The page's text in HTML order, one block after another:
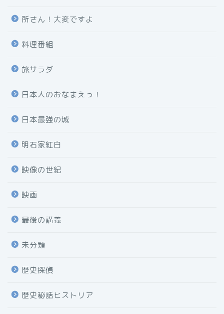
所さん！大変ですよ
料理番組
旅サラダ
日本人のおなまえっ！
日本最強の城
明石家紅白
映像の世紀
映画
最後の講義
未分類
歴史探偵
歴史秘話ヒストリア